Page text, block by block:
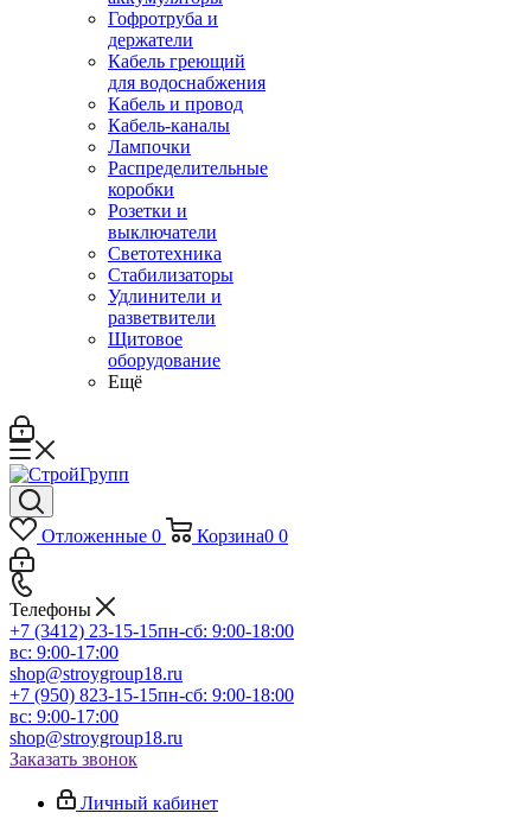
Гофротруба и
держатели
Кабель греющий
для водоснабжения
Кабель и провод
Кабель-каналы
Лампочки
Распределительные
коробки
Розетки и
выключатели
Светотехника
Стабилизаторы
Удлинители и
разветвители
Щитовое
оборудование
Ещё
Отложенные 0 Корзина0 0
Телефоны
+7 (3412) 23-15-15пн-сб: 9:00-18:00
вс: 9:00-17:00
shop@stroygroup18.ru
+7 (950) 823-15-15пн-сб: 9:00-18:00
вс: 9:00-17:00
shop@stroygroup18.ru
Заказать звонок
Личный кабинет